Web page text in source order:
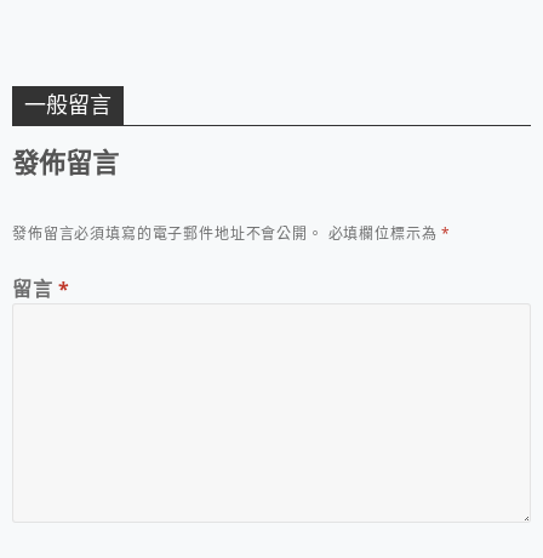
一般留言
發佈留言
發佈留言必須填寫的電子郵件地址不會公開。 必填欄位標示為*
留言 *